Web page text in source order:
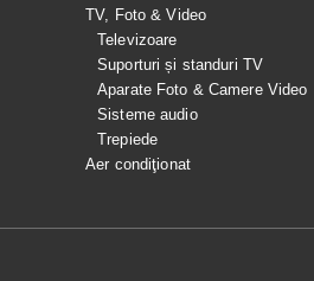
TV, Foto & Video
Televizoare
Suporturi și standuri TV
Aparate Foto & Camere Video
Sisteme audio
Trepiede
Aer condiţionat